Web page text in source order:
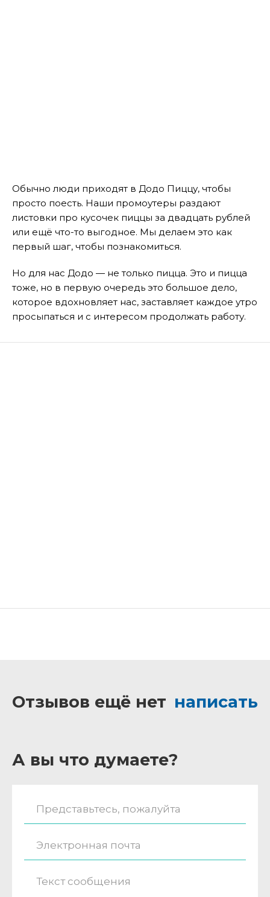
Обычно люди приходят в Додо Пиццу, чтобы
просто поесть. Наши промоутеры раздают
листовки про кусочек пиццы за двадцать рублей
или ещё что-то выгодное. Мы делаем это как
первый шаг, чтобы познакомиться.
Но для нас Додо — не только пицца. Это и пицца
тоже, но в первую очередь это большое дело,
которое вдохновляет нас, заставляет каждое утро
просыпаться и с интересом продолжать работу.
Отзывов ещё нет написать
А вы что думаете?